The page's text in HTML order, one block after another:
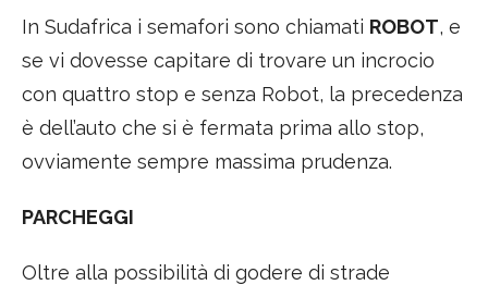
In Sudafrica i semafori sono chiamati ROBOT, e
se vi dovesse capitare di trovare un incrocio
con quattro stop e senza Robot, la precedenza
è dell’auto che si è fermata prima allo stop,
ovviamente sempre massima prudenza.
PARCHEGGI
Oltre alla possibilità di godere di strade